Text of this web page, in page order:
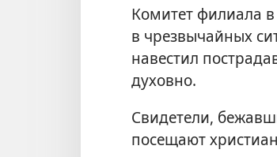
Комитет филиала
в чрезвычайных
навестил
духовно.
Свидетели,
посещают